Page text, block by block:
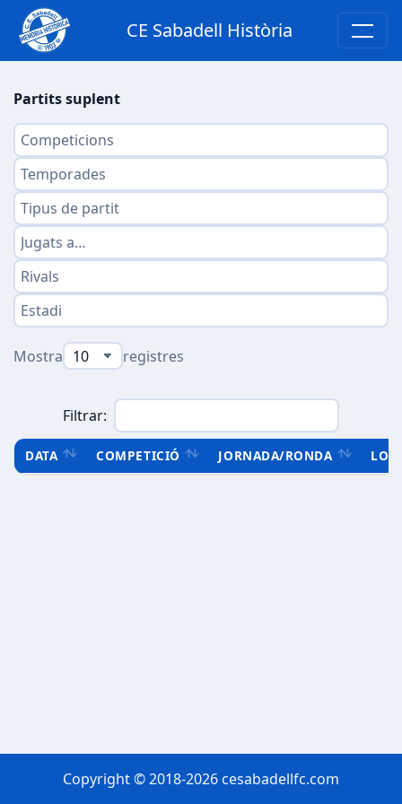
CE Sabadell Història
Partits suplent
Mostra registres
Filtrar:
DATA COMPETICIÓ JORNADA/RONDA
Copyright © 2018-2026 cesabadellfc.com